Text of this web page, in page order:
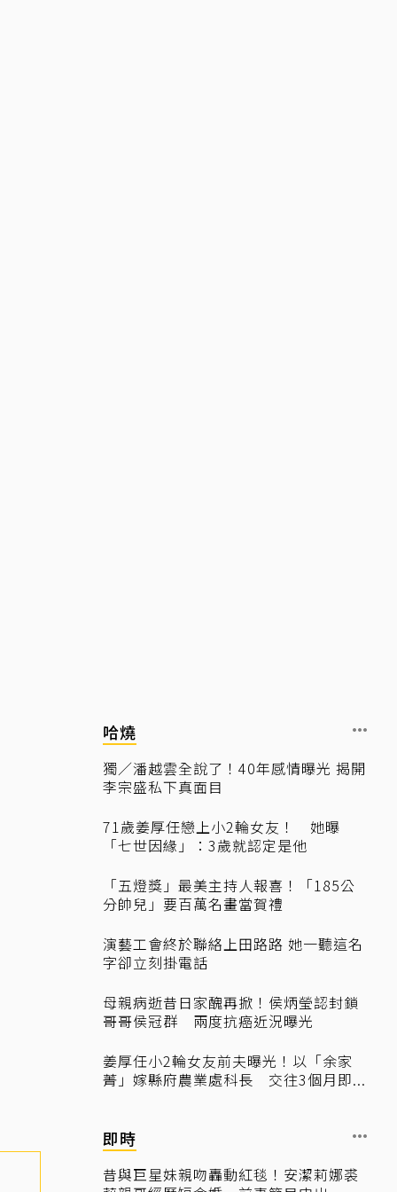
哈燒
獨／潘越雲全說了！40年感情曝光 揭開
李宗盛私下真面目
71歲姜厚任戀上小2輪女友！ 她曝
「七世因緣」：3歲就認定是他
「五燈獎」最美主持人報喜！「185公
分帥兒」要百萬名畫當賀禮
演藝工會終於聯絡上田路路 她一聽這名
字卻立刻掛電話
母親病逝昔日家醜再掀！侯炳瑩認封鎖
哥哥侯冠群 兩度抗癌近況曝光
姜厚任小2輪女友前夫曝光！以「余家
菁」嫁縣府農業處科長 交往3個月即...
即時
昔與巨星妹親吻轟動紅毯！安潔莉娜裘